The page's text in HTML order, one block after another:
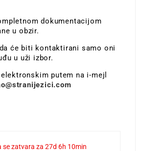
dokumentacijom
u obzir.
će biti kontaktirani samo oni
u uži izbor.
putem na i-mejl
se zatvara za 27d 6h 10min